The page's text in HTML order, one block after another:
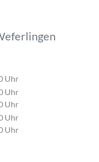
Uhr
Uhr
Uhr
Uhr
Uhr